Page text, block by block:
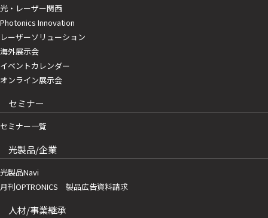
光・レーザー関西
Photonics Innovation
レーザーソリューション
海外展示会
イベントカレンダー
オンライン展示会
セミナー
セミナー一覧
光製品/企業
光製品Navi
月刊OPTRONICS 製品広告資料請求
人材/事業継承